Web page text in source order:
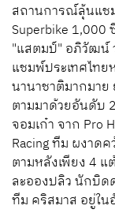
สถานการณ์ลุ้นแช
Superbike 1,000
"แสตมป์" อภิวัฒน์
แชมพ์ประเทศไทย
นานาชาติมากมา
ตามมาด้วยอันดับ
จอมเก๋า จาก Pro
Racing ทีม ผงาด
ตามหลังเพียง 4
ละอองปลิว นักบิด
ทีม คริสมาส อยู่ใ